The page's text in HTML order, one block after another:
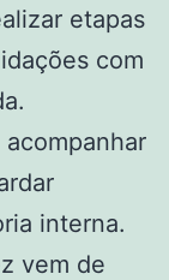
etapas
com
acompanhar
interna.
vem de